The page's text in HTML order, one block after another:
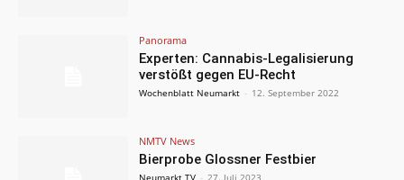
Panorama
Experten: Cannabis-Legalisierung
verstößt gegen EU-Recht
Wochenblatt Neumarkt - 12. September 2022
NMTV News
Bierprobe Glossner Festbier
Neumarkt TV - 27. Juli 2023